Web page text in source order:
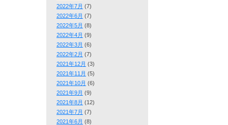
2022年7月 (7)
2022年6月 (7)
2022年5月 (8)
2022年4月 (9)
2022年3月 (6)
2022年2月 (7)
2021年12月 (3)
2021年11月 (5)
2021年10月 (6)
2021年9月 (9)
2021年8月 (12)
2021年7月 (7)
2021年6月 (8)